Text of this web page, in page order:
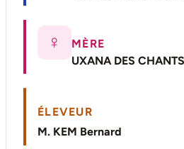
♀
MÈRE
UXANA DES
ÉLEVEUR
M. KEM Bernard